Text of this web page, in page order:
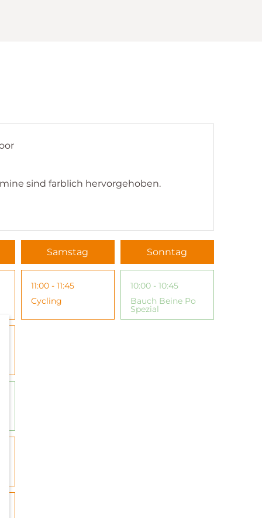
sind farblich hervorgehoben.
Samstag
11:00 - 11:45
Cycling
Sonntag
10:00 - 10:45
Bauch Beine Po
Spezial